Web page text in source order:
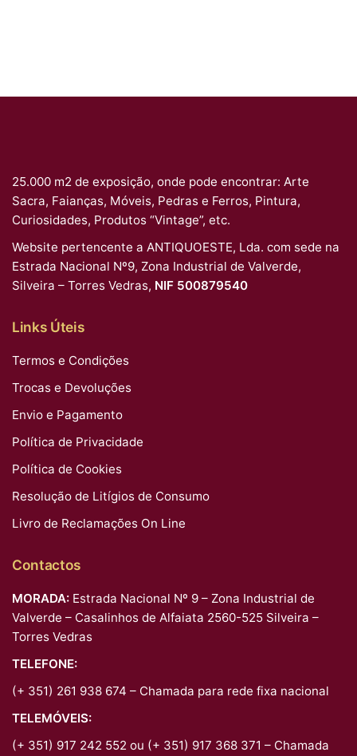
25.000 m2 de exposição, onde pode encontrar: Arte
Sacra, Faianças, Móveis, Pedras e Ferros, Pintura,
Curiosidades, Produtos “Vintage”, etc.
Website pertencente a ANTIQUOESTE, Lda. com sede na
Estrada Nacional Nº9, Zona Industrial de Valverde,
Silveira – Torres Vedras, NIF 500879540
Links Úteis
Termos e Condições
Trocas e Devoluções
Envio e Pagamento
Política de Privacidade
Política de Cookies
Resolução de Litígios de Consumo
Livro de Reclamações On Line
Contactos
MORADA: Estrada Nacional Nº 9 – Zona Industrial de
Valverde – Casalinhos de Alfaiata 2560-525 Silveira –
Torres Vedras
TELEFONE:
(+ 351) 261 938 674 – Chamada para rede fixa nacional
TELEMÓVEIS:
(+ 351) 917 242 552 ou (+ 351) 917 368 371 – Chamada